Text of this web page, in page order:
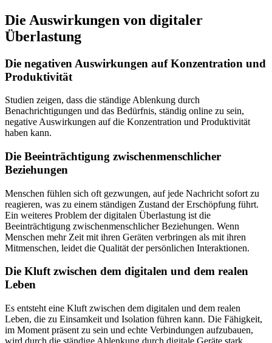
Die Auswirkungen von digitaler
Überlastung
Die negativen Auswirkungen auf Konzentration und
Produktivität
Studien zeigen, dass die ständige Ablenkung durch
Benachrichtigungen und das Bedürfnis, ständig online zu sein,
negative Auswirkungen auf die Konzentration und Produktivität
haben kann.
Die Beeinträchtigung zwischenmenschlicher
Beziehungen
Menschen fühlen sich oft gezwungen, auf jede Nachricht sofort zu
reagieren, was zu einem ständigen Zustand der Erschöpfung führt.
Ein weiteres Problem der digitalen Überlastung ist die
Beeinträchtigung zwischenmenschlicher Beziehungen. Wenn
Menschen mehr Zeit mit ihren Geräten verbringen als mit ihren
Mitmenschen, leidet die Qualität der persönlichen Interaktionen.
Die Kluft zwischen dem digitalen und dem realen
Leben
Es entsteht eine Kluft zwischen dem digitalen und dem realen
Leben, die zu Einsamkeit und Isolation führen kann. Die Fähigkeit,
im Moment präsent zu sein und echte Verbindungen aufzubauen,